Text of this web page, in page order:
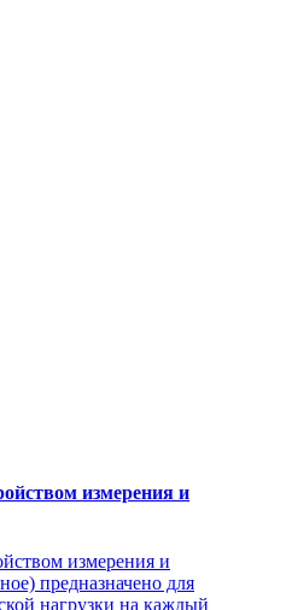
измерения и
измерения и
предназначено для
нагрузки на каждый